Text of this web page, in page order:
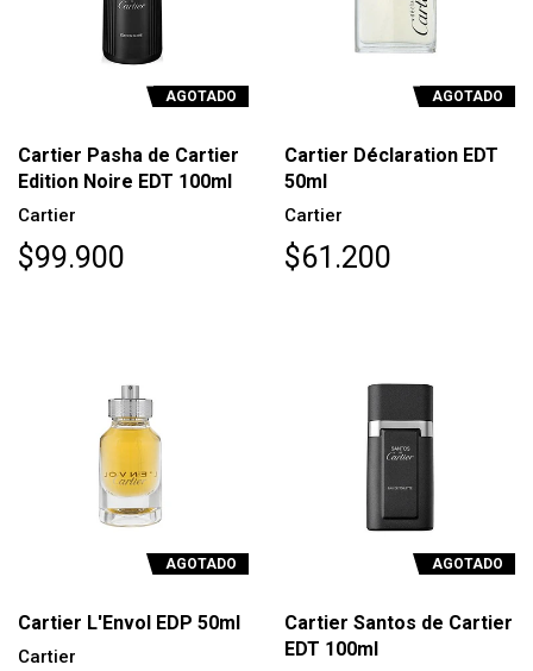
AGOTADO
Cartier Pasha de Cartier
Edition Noire EDT 100ml
Cartier
$99.900
AGOTADO
Cartier Déclaration EDT
50ml
Cartier
$61.200
AGOTADO
Cartier L'Envol EDP 50ml
Cartier
AGOTADO
Cartier Santos de Cartier
EDT 100ml